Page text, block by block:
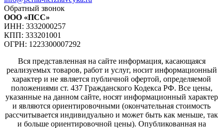
Обратный звонок
ООО «ПСС»
ИНН: 3332000257
КПП: 333201001
ОГРН: 1223300007292
Вся представленная на сайте информация, касающаяся
реализуемых товаров, работ и услуг, носит информационный
характер и не является публичной офертой, определяемой
положениями ст. 437 Гражданского Кодекса РФ. Все цены,
указанные на данном сайте, носят информационный характер
и являются ориентировочными (окончательная стоимость
рассчитывается индивидуально и может быть как меньше, так
и больше ориентировочной цены). Опубликованная на